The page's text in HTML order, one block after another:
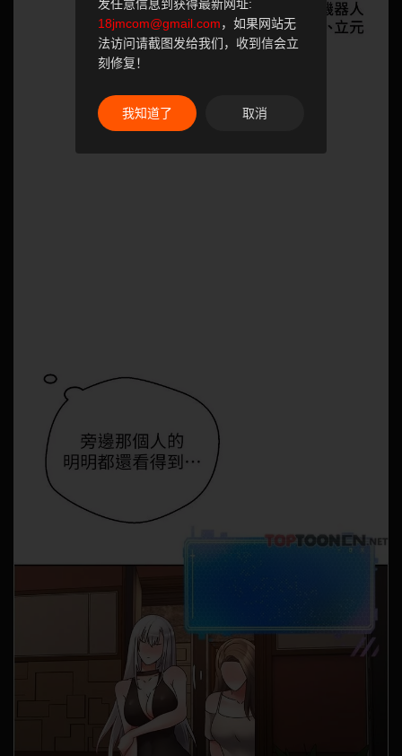
发任意信息到获得最新网址:
18jmcom@gmail.com，如果网站无
法访问请截图发给我们，收到信会立
刻修复！
我知道了 取消